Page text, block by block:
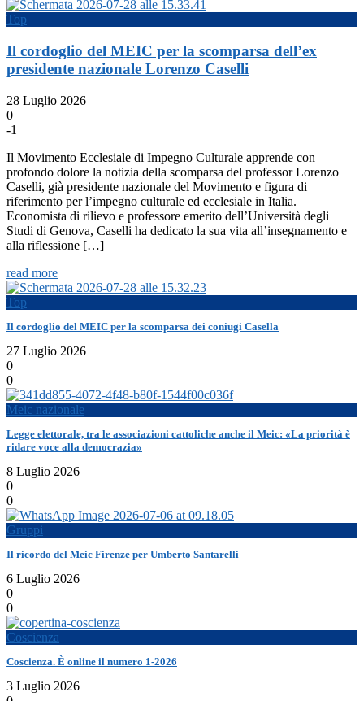
Top
Il cordoglio del MEIC per la scomparsa dell’ex
presidente nazionale Lorenzo Caselli
28 Luglio 2026
0
-1
Il Movimento Ecclesiale di Impegno Culturale apprende con
profondo dolore la notizia della scomparsa del professor Lorenzo
Caselli, già presidente nazionale del Movimento e figura di
riferimento per l’impegno culturale ed ecclesiale in Italia.
Economista di rilievo e professore emerito dell’Università degli
Studi di Genova, Caselli ha dedicato la sua vita all’insegnamento e
alla riflessione […]
read more
Top
Il cordoglio del MEIC per la scomparsa dei coniugi Casella
27 Luglio 2026
0
0
Meic nazionale
Legge elettorale, tra le associazioni cattoliche anche il Meic: «La priorità è
ridare voce alla democrazia»
8 Luglio 2026
0
0
Gruppi
Il ricordo del Meic Firenze per Umberto Santarelli
6 Luglio 2026
0
0
Coscienza
Coscienza. È online il numero 1-2026
3 Luglio 2026